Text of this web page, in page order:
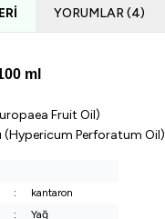
YORUMLAR (4)
ml
Fruit Oil)
(Hypericum Perforatum Oil)
:
kantaron
:
Yağ